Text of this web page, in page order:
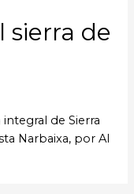
sierra de
de Sierra
Narbaixa, por Al